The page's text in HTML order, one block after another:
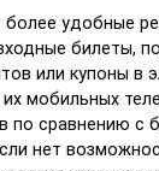
более удобные
билеты,
или купоны в
мобильных
по сравнению с
нет